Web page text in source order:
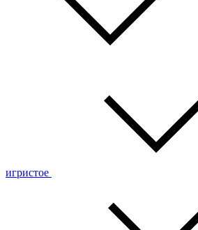
игристое